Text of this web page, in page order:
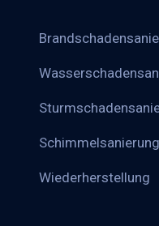
Schimmelsanierung
Wieder­herstellung